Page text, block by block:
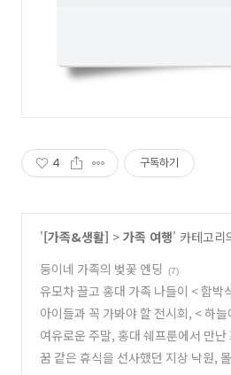
4 구독하기
'[가족&생활] > 가족 여행' 카테고리
둥이네 가족의 벚꽃 엔딩
(7)
유모차 끌고 홍대 가족 나들이 < 함박
afe Inu > (4)
아이들과 꼭 가봐야 할 전시회, < 하
구 > (4)
여유로운 주말, 홍대 쉐프룬에서 만난
브런치
(0)
꿈 같은 휴식을 선사했던 지상 낙원,